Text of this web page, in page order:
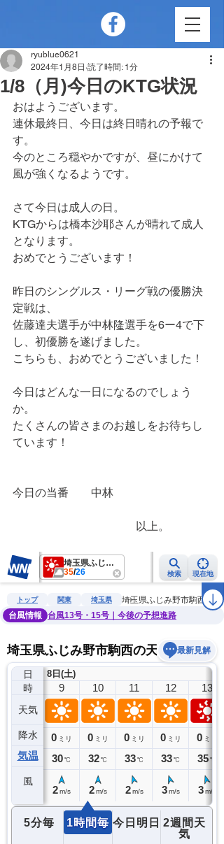
1/8（月)今日のKTG状況
ryublue0621
2024年1月8日 読了時間: 1分
おはようございます。
連休最終日、今日は終日晴れの予報で
す。
今のところ穏やかですが、昼にかけて
風が強くなるようです。
さて今日は成人の日。
KTGからは橋本沙耶さんが晴れて成人
となります。
おめでとうございます！
昨日のシングルス・リーグ戦の優勝決
定戦は、
佐藤達夫選手が中林隆選手を6ー4で下
し、初優勝を遂げました。
こちらも、おめでとうございました！
今日はどんな一日になるのでしょう
か。
たくさんの皆さまのお越しをお待ちし
ています！
今日の当番　　中林
以上。